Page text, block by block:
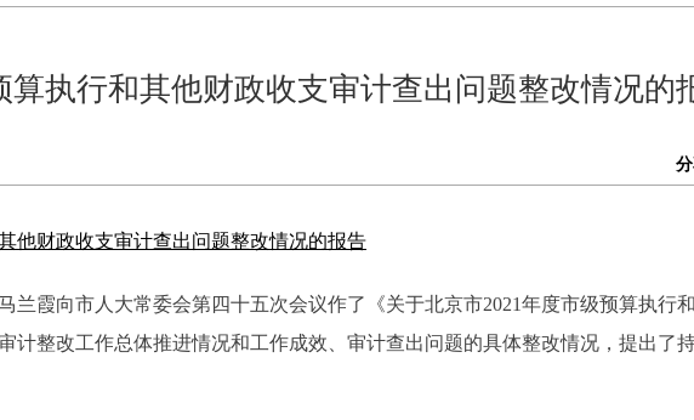
算执行和其他财政收支审计查出问题整改情况的
他财政收支审计查出问题整改情况的报告
兰霞向市人大常委会第四十五次会议作了《关于北京市2021年度市级预算执行
计整改工作总体推进情况和工作成效、审计查出问题的具体整改情况，提出了